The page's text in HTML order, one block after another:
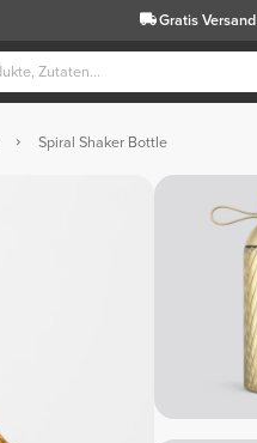
Gratis Versand
Spiral Shaker Bottle